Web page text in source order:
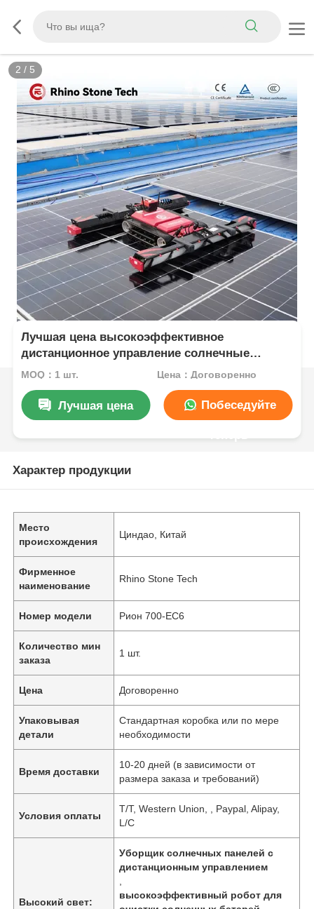
3 / 5
Лучшая цена высокоэффективное
дистанционное управление солнечные
панели очистки робот Новая энергия машина
MOQ：1 шт. Цена：Договоренно
Лучшая цена Побеседуйте
Характер продукции
Место
происхождения
Циндао, Китай
Фирменное
наименование
Rhino Stone Tech
Номер модели Рион 700-EC6
Количество мин
заказа
1 шт.
Цена Договоренно
Упаковывая
детали
Стандартная коробка или по мере
необходимости
Время доставки
10-20 дней (в зависимости от
размера заказа и требований)
Условия оплаты
T/T, Western Union, , Paypal, Alipay,
L/C
Высокий свет:
Уборщик солнечных панелей с
дистанционным управлением
высокоэффективный робот для